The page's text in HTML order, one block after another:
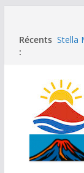
contenu
Récents
:
Stella
Une
Le
intense
Le